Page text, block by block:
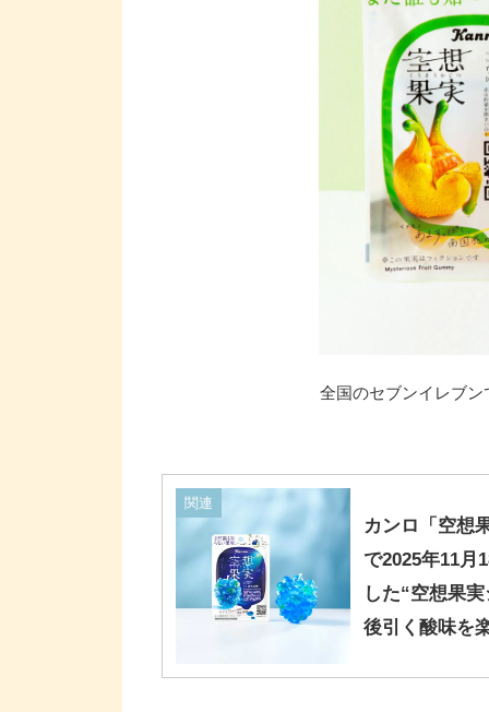
全国のセブンイレブン
関連
カンロ「空想
で2025年11月
した“空想果
後引く酸味を